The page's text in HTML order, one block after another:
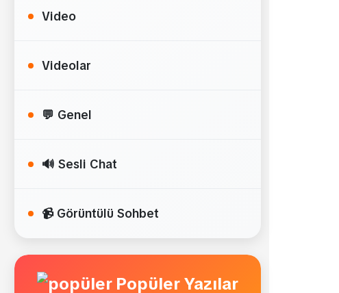
Video
Videolar
💬 Genel
🔊 Sesli Chat
📹 Görüntülü Sohbet
Popüler Yazılar